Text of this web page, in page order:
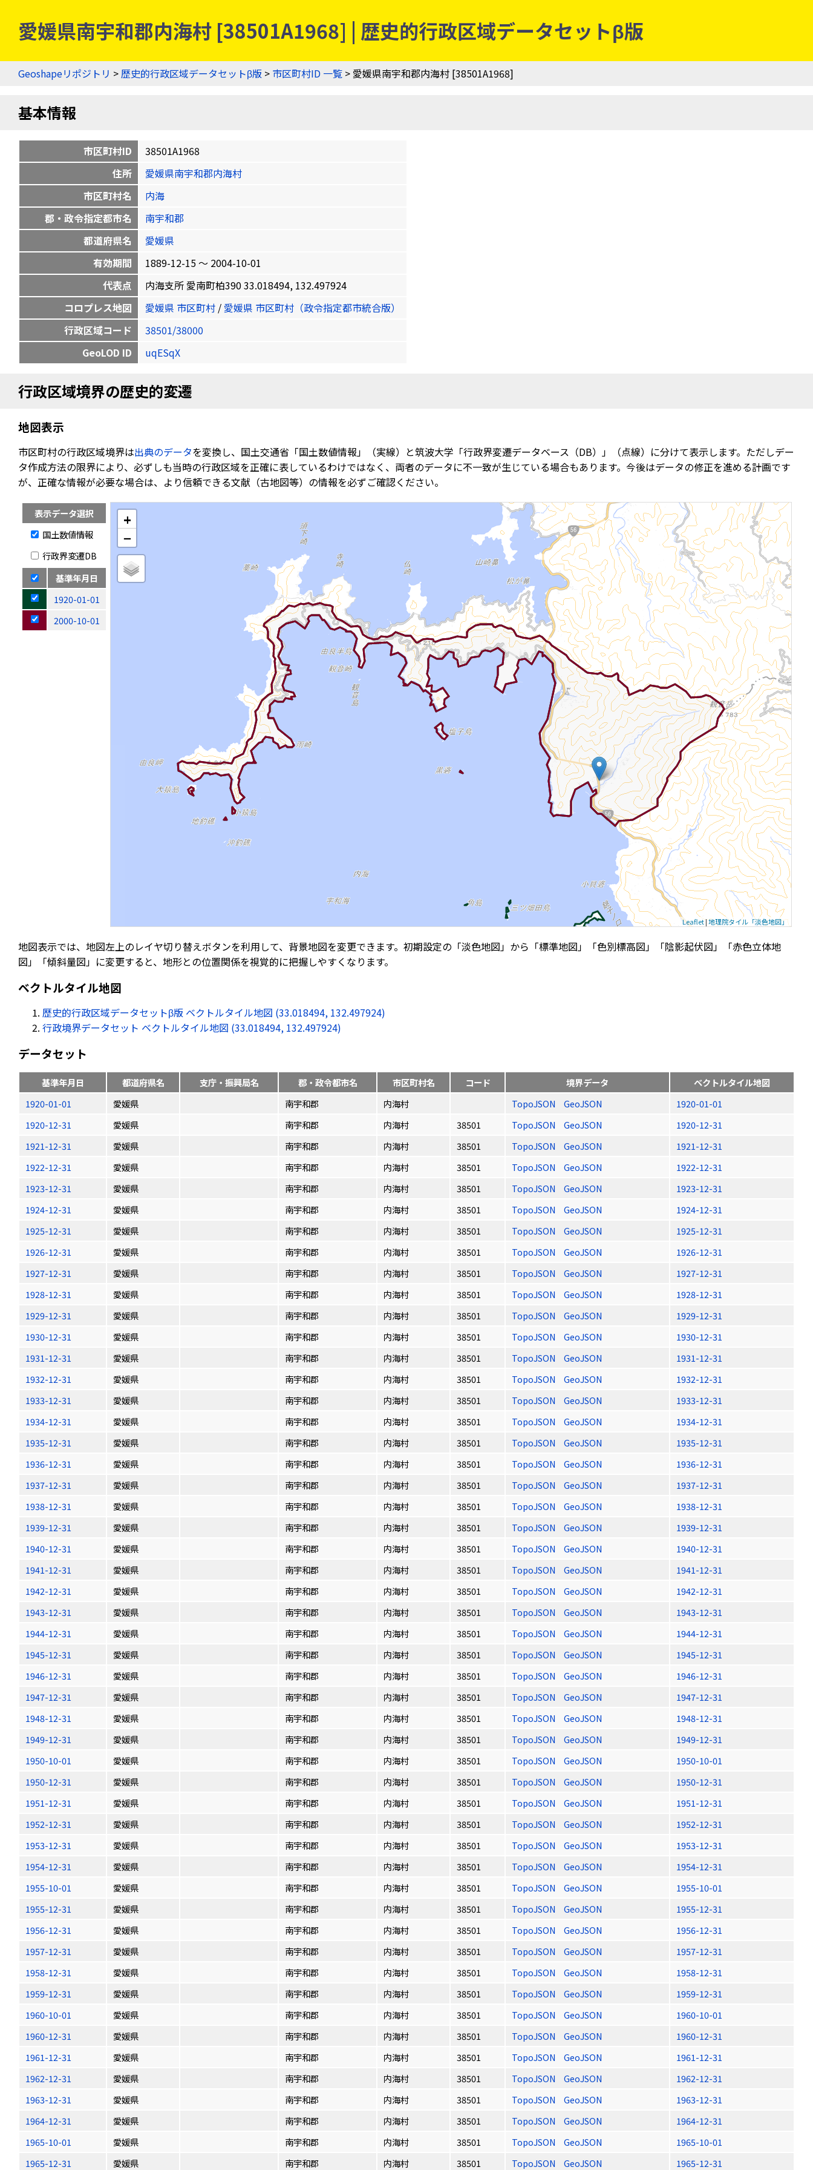
愛媛県南宇和郡内海村 [38501A1968] | 歴史的行政区域データセットβ版
Geoshapeリポジトリ >歴史的行政区域データセットβ版 > 市区町村ID 一覧 > 愛媛県南宇和郡内海村 [38501A1968]
基本情報
市区町村ID
38501A1968
住所
愛媛県南宇和郡内海村
市区町村名
内海
郡・政令指定都市名
南宇和郡
都道府県名
愛媛県
有効期間
1889-12-15 〜 2004-10-01
代表点
内海支所 愛南町柏390 33.018494, 132.497924
コロプレス地図
愛媛県 市区町村 / 愛媛県 市区町村（政令指定都市統合版）
行政区域コード
38501/38000
GeoLOD ID
uqESqX
行政区域境界の歴史的変遷
地図表示
市区町村の行政区域境界は出典のデータを変換し、国土交通省「国土数値情報」（実線）と筑波大学「行政界変遷データベース（DB）」（点線）に分けて表示します。ただしデー
タ作成方法の限界により、必ずしも当時の行政区域を正確に表しているわけではなく、両者のデータに不一致が生じている場合もあります。今後はデータの修正を進める計画です
が、正確な情報が必要な場合は、より信頼できる文献（古地図等）の情報を必ずご確認ください。
表示データ選択
国土数値情報
行政界変遷DB
基準年月日
1920-01-01
2000-10-01
+
−
Leaflet|地理院タイル「淡色地図」
地図表示では、地図左上のレイヤ切り替えボタンを利用して、背景地図を変更できます。初期設定の「淡色地図」から「標準地図」「色別標高図」「陰影起伏図」「赤色立体地
図」「傾斜量図」に変更すると、地形との位置関係を視覚的に把握しやすくなります。
ベクトルタイル地図
歴史的行政区域データセットβ版 ベクトルタイル地図 (33.018494, 132.497924)
行政境界データセット ベクトルタイル地図 (33.018494, 132.497924)
データセット
基準年月日 都道府県名 支庁・振興局名 郡・政令都市名 市区町村名 コード 境界データ
ベクトルタイル地図
1920-01-01
愛媛県 南宇和郡 内海村 TopoJSON GeoJSON
1920-01-01
1920-12-31
愛媛県 南宇和郡 内海村 38501 TopoJSON GeoJSON
1920-12-31
1921-12-31
愛媛県 南宇和郡 内海村 38501 TopoJSON GeoJSON
1921-12-31
1922-12-31
愛媛県 南宇和郡 内海村 38501 TopoJSON GeoJSON
1922-12-31
1923-12-31
愛媛県 南宇和郡 内海村 38501 TopoJSON GeoJSON
1923-12-31
1924-12-31
愛媛県 南宇和郡 内海村 38501 TopoJSON GeoJSON
1924-12-31
1925-12-31
愛媛県 南宇和郡 内海村 38501 TopoJSON GeoJSON
1925-12-31
1926-12-31
愛媛県 南宇和郡 内海村 38501 TopoJSON GeoJSON
1926-12-31
1927-12-31
愛媛県 南宇和郡 内海村 38501 TopoJSON GeoJSON
1927-12-31
1928-12-31
愛媛県 南宇和郡 内海村 38501 TopoJSON GeoJSON
1928-12-31
1929-12-31
愛媛県 南宇和郡 内海村 38501 TopoJSON GeoJSON
1929-12-31
1930-12-31
愛媛県 南宇和郡 内海村 38501 TopoJSON GeoJSON
1930-12-31
1931-12-31
愛媛県 南宇和郡 内海村 38501 TopoJSON GeoJSON
1931-12-31
1932-12-31
愛媛県 南宇和郡 内海村 38501 TopoJSON GeoJSON
1932-12-31
1933-12-31
愛媛県 南宇和郡 内海村 38501 TopoJSON GeoJSON
1933-12-31
1934-12-31
愛媛県 南宇和郡 内海村 38501 TopoJSON GeoJSON
1934-12-31
1935-12-31
愛媛県 南宇和郡 内海村 38501 TopoJSON GeoJSON
1935-12-31
1936-12-31
愛媛県 南宇和郡 内海村 38501 TopoJSON GeoJSON
1936-12-31
1937-12-31
愛媛県 南宇和郡 内海村 38501 TopoJSON GeoJSON
1937-12-31
1938-12-31
愛媛県 南宇和郡 内海村 38501 TopoJSON GeoJSON
1938-12-31
1939-12-31
愛媛県 南宇和郡 内海村 38501 TopoJSON GeoJSON
1939-12-31
1940-12-31
愛媛県 南宇和郡 内海村 38501 TopoJSON GeoJSON
1940-12-31
1941-12-31
愛媛県 南宇和郡 内海村 38501 TopoJSON GeoJSON
1941-12-31
1942-12-31
愛媛県 南宇和郡 内海村 38501 TopoJSON GeoJSON
1942-12-31
1943-12-31
愛媛県 南宇和郡 内海村 38501 TopoJSON GeoJSON
1943-12-31
1944-12-31
愛媛県 南宇和郡 内海村 38501 TopoJSON GeoJSON
1944-12-31
1945-12-31
愛媛県 南宇和郡 内海村 38501 TopoJSON GeoJSON
1945-12-31
1946-12-31
愛媛県 南宇和郡 内海村 38501 TopoJSON GeoJSON
1946-12-31
1947-12-31
愛媛県 南宇和郡 内海村 38501 TopoJSON GeoJSON
1947-12-31
1948-12-31
愛媛県 南宇和郡 内海村 38501 TopoJSON GeoJSON
1948-12-31
1949-12-31
愛媛県 南宇和郡 内海村 38501 TopoJSON GeoJSON
1949-12-31
1950-10-01
愛媛県 南宇和郡 内海村 38501 TopoJSON GeoJSON
1950-10-01
1950-12-31
愛媛県 南宇和郡 内海村 38501 TopoJSON GeoJSON
1950-12-31
1951-12-31
愛媛県 南宇和郡 内海村 38501 TopoJSON GeoJSON
1951-12-31
1952-12-31
愛媛県 南宇和郡 内海村 38501 TopoJSON GeoJSON
1952-12-31
1953-12-31
愛媛県 南宇和郡 内海村 38501 TopoJSON GeoJSON
1953-12-31
1954-12-31
愛媛県 南宇和郡 内海村 38501 TopoJSON GeoJSON
1954-12-31
1955-10-01
愛媛県 南宇和郡 内海村 38501 TopoJSON GeoJSON
1955-10-01
1955-12-31
愛媛県 南宇和郡 内海村 38501 TopoJSON GeoJSON
1955-12-31
1956-12-31
愛媛県 南宇和郡 内海村 38501 TopoJSON GeoJSON
1956-12-31
1957-12-31
愛媛県 南宇和郡 内海村 38501 TopoJSON GeoJSON
1957-12-31
1958-12-31
愛媛県 南宇和郡 内海村 38501 TopoJSON GeoJSON
1958-12-31
1959-12-31
愛媛県 南宇和郡 内海村 38501 TopoJSON GeoJSON
1959-12-31
1960-10-01
愛媛県 南宇和郡 内海村 38501 TopoJSON GeoJSON
1960-10-01
1960-12-31
愛媛県 南宇和郡 内海村 38501 TopoJSON GeoJSON
1960-12-31
1961-12-31
愛媛県 南宇和郡 内海村 38501 TopoJSON GeoJSON
1961-12-31
1962-12-31
愛媛県 南宇和郡 内海村 38501 TopoJSON GeoJSON
1962-12-31
1963-12-31
愛媛県 南宇和郡 内海村 38501 TopoJSON GeoJSON
1963-12-31
1964-12-31
愛媛県 南宇和郡 内海村 38501 TopoJSON GeoJSON
1964-12-31
1965-10-01
愛媛県 南宇和郡 内海村 38501 TopoJSON GeoJSON
1965-10-01
1965-12-31
愛媛県 南宇和郡 内海村 38501 TopoJSON GeoJSON 1965-12-31